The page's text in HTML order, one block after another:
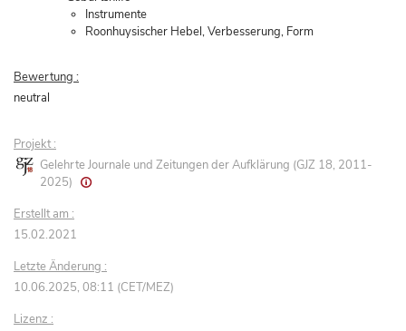
Instrumente
Roonhuysischer Hebel, Verbesserung, Form
Bewertung :
neutral
Projekt :
Gelehrte Journale und Zeitungen der Aufklärung (GJZ 18, 2011-
2025)
Erstellt am :
15.02.2021
Letzte Änderung :
10.06.2025, 08:11 (CET/MEZ)
Lizenz :